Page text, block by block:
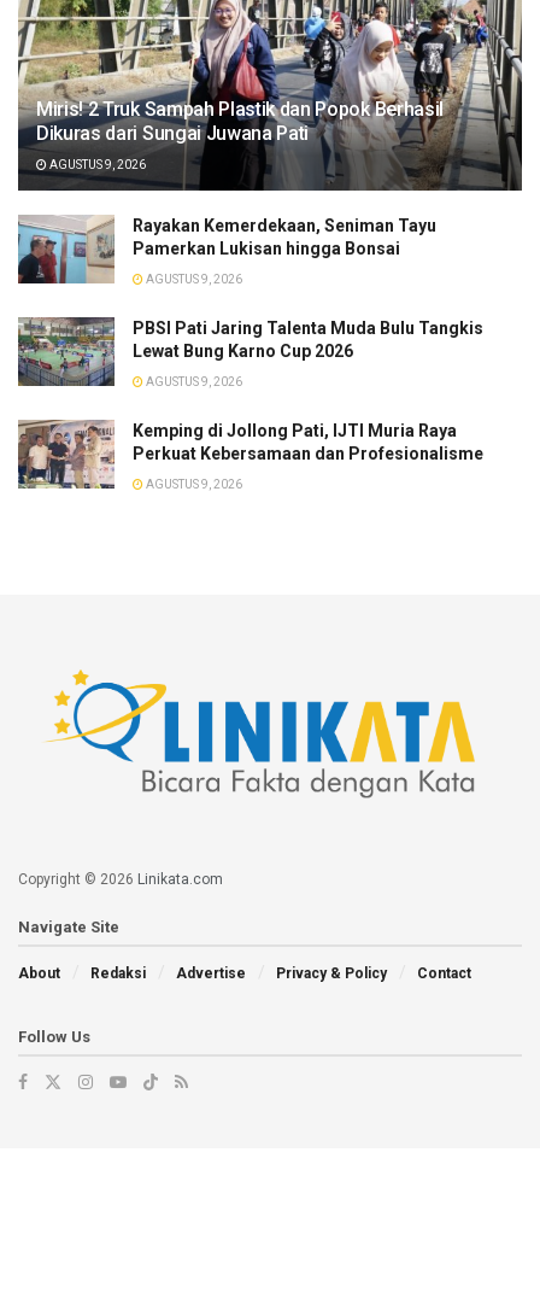
​Miris! 2 Truk Sampah Plastik dan Popok Berhasil
Dikuras dari Sungai Juwana Pati
AGUSTUS 9, 2026
Rayakan Kemerdekaan, Seniman Tayu
Pamerkan Lukisan hingga Bonsai
AGUSTUS 9, 2026
PBSI Pati Jaring Talenta Muda Bulu Tangkis
Lewat Bung Karno Cup 2026
AGUSTUS 9, 2026
​Kemping di Jollong Pati, IJTI Muria Raya
Perkuat Kebersamaan dan Profesionalisme
AGUSTUS 9, 2026
Copyright © 2026 Linikata.com
Navigate Site
About Redaksi Advertise Privacy & Policy Contact
Follow Us